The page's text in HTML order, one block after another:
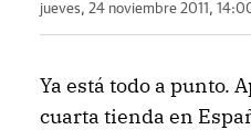
jueves, 24 noviembre 2011,
Ya está todo a punto.
cuarta tienda en